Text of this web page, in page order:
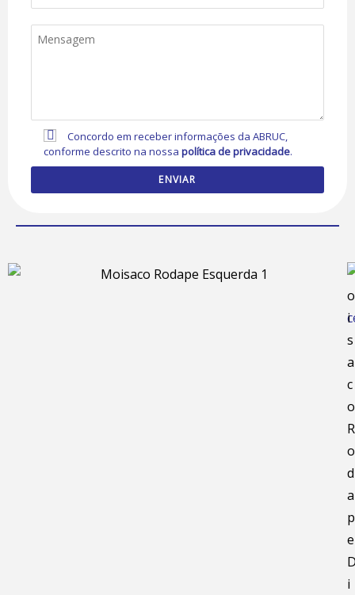
Concordo em receber informações da ABRUC,
conforme descrito na nossapolítica de privacidade.